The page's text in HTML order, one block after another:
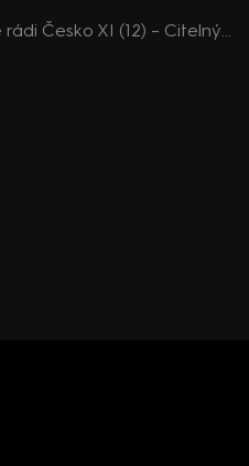
Máme rádi Česko XI (12) – Citelný klid Kotka